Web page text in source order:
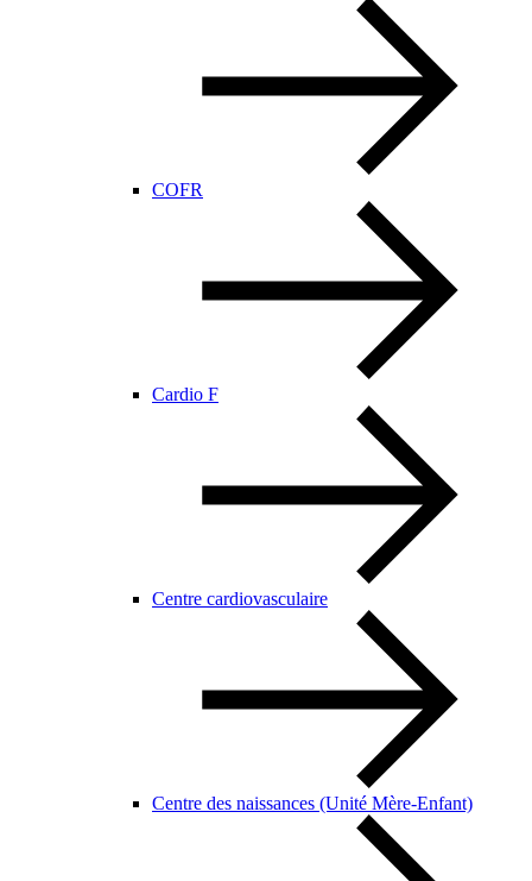
COFR
Cardio F
Centre cardiovasculaire
Centre des naissances (Unité Mère-Enfant)